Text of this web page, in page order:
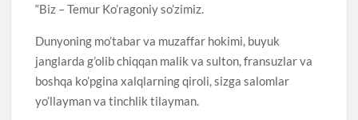
“Biz – Temur Ko’ragoniy so’zimiz.
Dunyoning mo’tabar va muzaffar hokimi, buyuk
janglarda g’olib chiqqan malik va sulton, fransuzlar va
boshqa ko’pgina xalqlarning qiroli, sizga salomlar
yo’llayman va tinchlik tilayman.